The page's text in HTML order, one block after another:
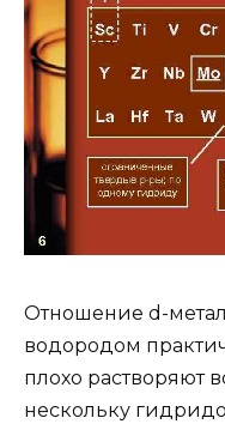
Отношение d-
водородом
плохо растворяют
нескольку